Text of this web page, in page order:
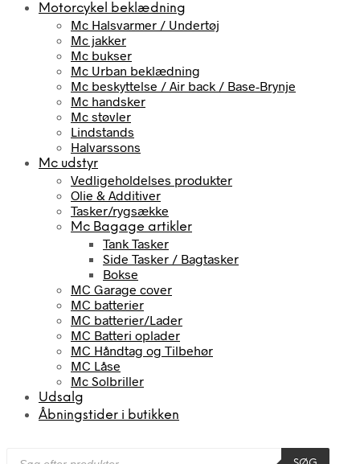
Motorcykel beklædning
Mc Halsvarmer / Undertøj
Mc jakker
Mc bukser
Mc Urban beklædning
Mc beskyttelse / Air back / Base-Brynje
Mc handsker
Mc støvler
Lindstands
Halvarssons
Mc udstyr
Vedligeholdelses produkter
Olie & Additiver
Tasker/rygsække
Mc Bagage artikler
Tank Tasker
Side Tasker / Bagtasker
Bokse
MC Garage cover
MC batterier
MC batterier/Lader
MC Batteri oplader
MC Håndtag og Tilbehør
MC Låse
Mc Solbriller
Udsalg
Åbningstider i butikken